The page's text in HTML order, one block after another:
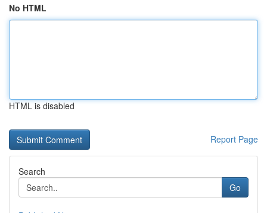
No HTML
HTML is disabled
Report Page
Search
Go